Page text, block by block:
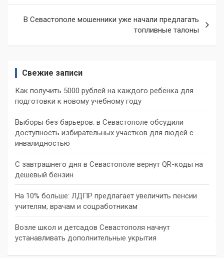
В Севастополе мошенники уже начали предлагать
топливные талоны
Свежие записи
Как получить 5000 рублей на каждого ребёнка для
подготовки к новому учебному году
Выборы без барьеров: в Севастополе обсудили
доступность избирательных участков для людей с
инвалидностью
С завтрашнего дня в Севастополе вернут QR-коды на
дешевый бензин
На 10% больше: ЛДПР предлагает увеличить пенсии
учителям, врачам и соцработникам
Возле школ и детсадов Севастополя начнут
устанавливать дополнительные укрытия